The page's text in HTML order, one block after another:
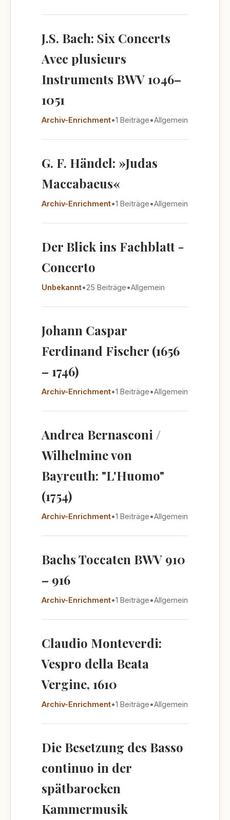
J.S. Bach: Six Concerts
Avec plusieurs
Instruments BWV 1046–
1051
Archiv-Enrichment•1 Beiträge•Allgemein
G. F. Händel: »Judas
Maccabaeus«
Archiv-Enrichment•1 Beiträge•Allgemein
Der Blick ins Fachblatt -
Concerto
Unbekannt•25 Beiträge•Allgemein
Johann Caspar
Ferdinand Fischer (1656
– 1746)
Archiv-Enrichment•1 Beiträge•Allgemein
Andrea Bernasconi /
Wilhelmine von
Bayreuth: "L'Huomo"
(1754)
Archiv-Enrichment•1 Beiträge•Allgemein
Bachs Toccaten BWV 910
– 916
Archiv-Enrichment•1 Beiträge•Allgemein
Claudio Monteverdi:
Vespro della Beata
Vergine, 1610
Archiv-Enrichment•1 Beiträge•Allgemein
Die Besetzung des Basso
continuo in der
spätbarocken
Kammermusik